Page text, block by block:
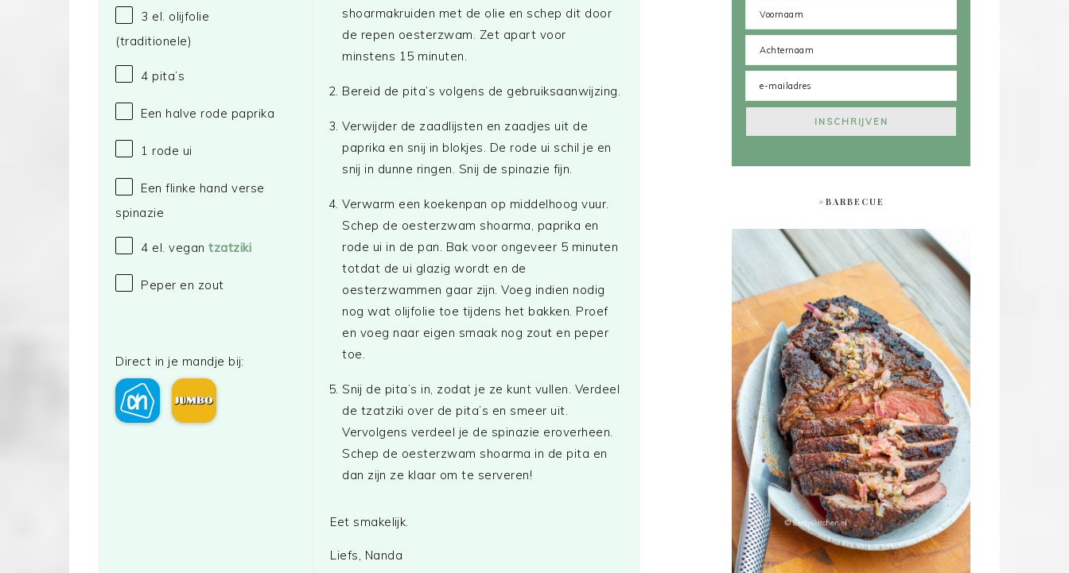
3 el. olijfolie
(traditionele)
4 pita’s
Een halve rode paprika
1 rode ui
Een flinke hand verse
spinazie
4 el. vegan tzatziki
Peper en zout
Direct in je mandje bij:
shoarmakruiden met de olie en schep dit door
de repen oesterzwam. Zet apart voor
minstens 15 minuten.
Bereid de pita’s volgens de gebruiksaanwijzing.
Verwijder de zaadlijsten en zaadjes uit de
paprika en snij in blokjes. De rode ui schil je en
snij in dunne ringen. Snij de spinazie fijn.
Verwarm een koekenpan op middelhoog vuur.
Schep de oesterzwam shoarma, paprika en
rode ui in de pan. Bak voor ongeveer 5 minuten
totdat de ui glazig wordt en de
oesterzwammen gaar zijn. Voeg indien nodig
nog wat olijfolie toe tijdens het bakken. Proef
en voeg naar eigen smaak nog zout en peper
toe.
Snij de pita’s in, zodat je ze kunt vullen. Verdeel
de tzatziki over de pita’s en smeer uit.
Vervolgens verdeel je de spinazie eroverheen.
Schep de oesterzwam shoarma in de pita en
dan zijn ze klaar om te serveren!
Eet smakelijk.
Liefs, Nanda
#BARBECUE